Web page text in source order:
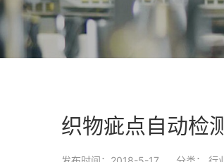
织物疵点自动检